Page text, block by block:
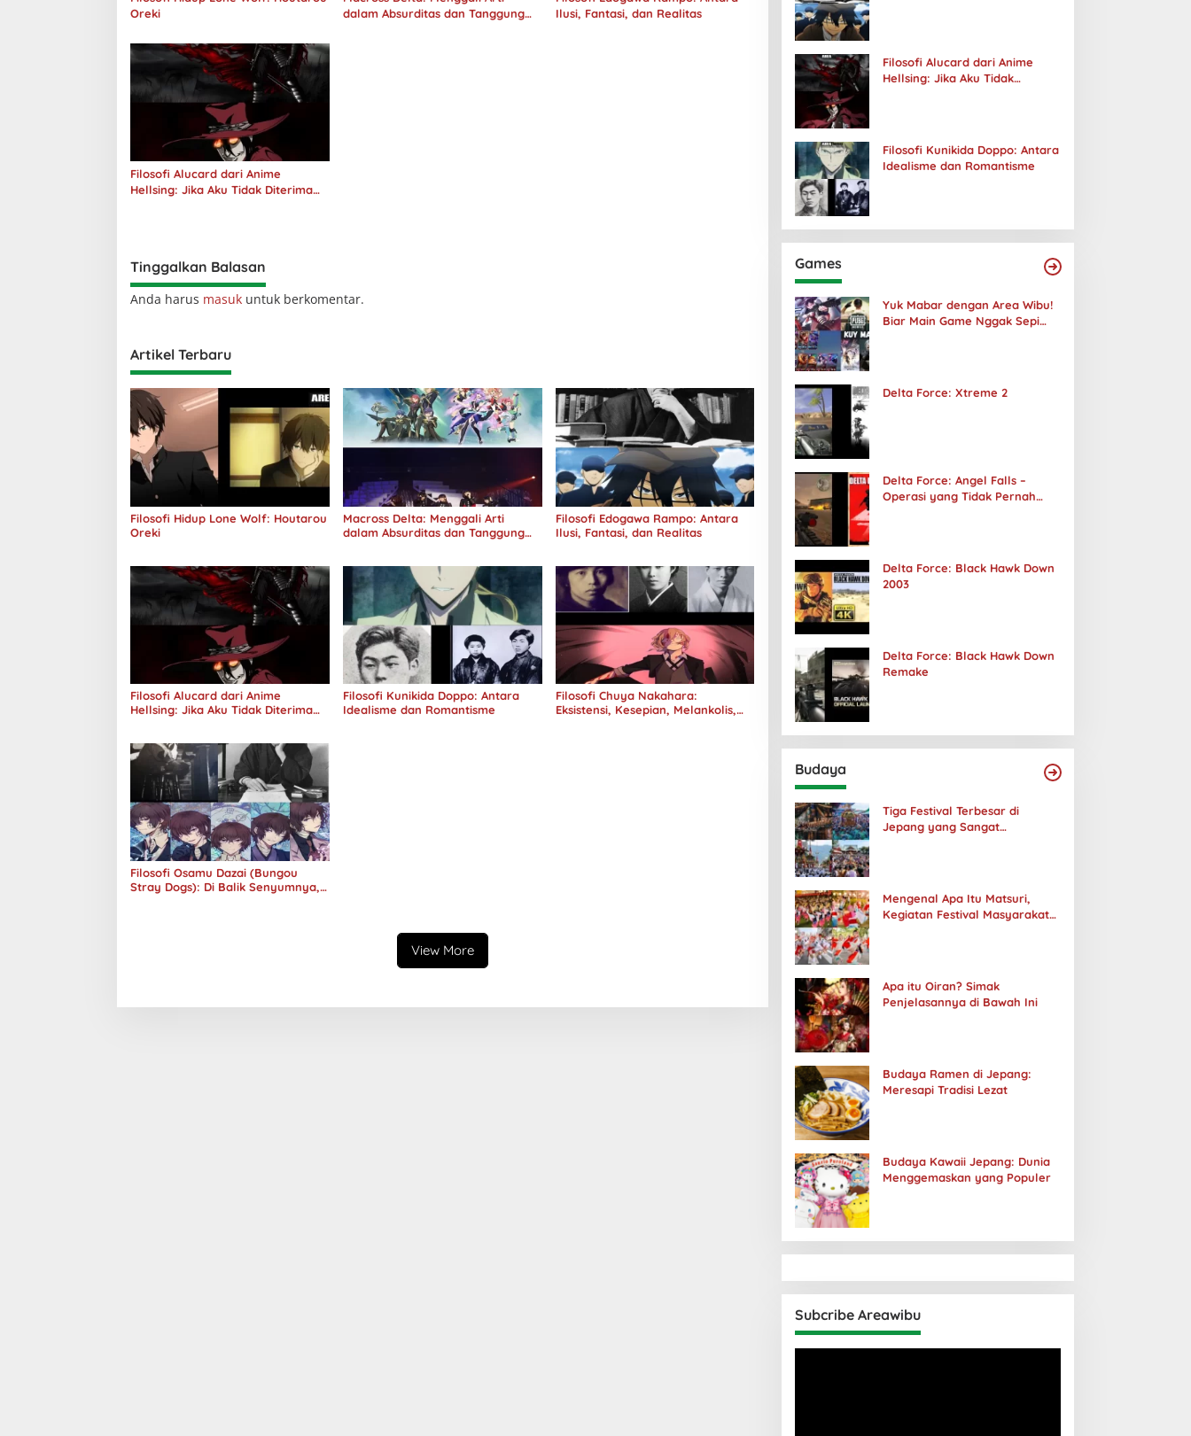
Oreki
dalam Absurditas dan Tanggung
Ilusi, Fantasi, dan Realitas
Filosofi Alucard dari Anime
Hellsing: Jika Aku Tidak Diterima
Tinggalkan Balasan
Anda harus masuk untuk berkomentar.
Artikel Terbaru
Filosofi Hidup Lone Wolf: Houtarou
Oreki
Macross Delta: Menggali Arti
dalam Absurditas dan Tanggung
Filosofi Edogawa Rampo: Antara
Ilusi, Fantasi, dan Realitas
Filosofi Alucard dari Anime
Hellsing: Jika Aku Tidak Diterima
Filosofi Kunikida Doppo: Antara
Idealisme dan Romantisme
Filosofi Chuya Nakahara:
Eksistensi, Kesepian, Melankolis,
Filosofi Osamu Dazai (Bungou
Stray Dogs): Di Balik Senyumnya,
View More
Filosofi Alucard dari Anime
Hellsing: Jika Aku Tidak
Filosofi Kunikida Doppo: Antara
Idealisme dan Romantisme
Games
Yuk Mabar dengan Area Wibu!
Biar Main Game Nggak Sepi
Delta Force: Xtreme 2
Delta Force: Angel Falls –
Operasi yang Tidak Pernah
Delta Force: Black Hawk Down
2003
Delta Force: Black Hawk Down
Remake
Budaya
Tiga Festival Terbesar di
Jepang yang Sangat
Mengenal Apa Itu Matsuri,
Kegiatan Festival Masyarakat
Apa itu Oiran? Simak
Penjelasannya di Bawah Ini
Budaya Ramen di Jepang:
Meresapi Tradisi Lezat
Budaya Kawaii Jepang: Dunia
Menggemaskan yang Populer
Subcribe Areawibu